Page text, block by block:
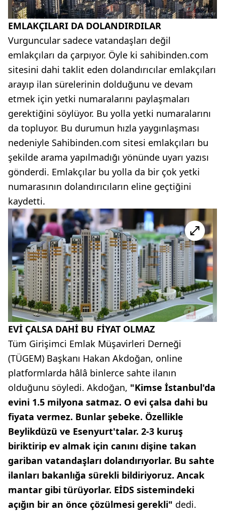
EMLAKÇILARI DA DOLANDIRDILAR
Vurguncular sadece vatandaşları değil
emlakçıları da çarpıyor. Öyle ki sahibinden.com
sitesini dahi taklit eden dolandırıcılar emlakçıları
arayıp ilan sürelerinin dolduğunu ve devam
etmek için yetki numaralarını paylaşmaları
gerektiğini söylüyor. Bu yolla yetki numaralarını
da topluyor. Bu durumun hızla yaygınlaşması
nedeniyle Sahibinden.com sitesi emlakçıları bu
şekilde arama yapılmadığı yönünde uyarı yazısı
gönderdi. Emlakçılar bu yolla da bir çok yetki
numarasının dolandırıcıların eline geçtiğini
kaydetti.
EVİ ÇALSA DAHİ BU FİYAT OLMAZ
Tüm Girişimci Emlak Müşavirleri Derneği
(TÜGEM) Başkanı Hakan Akdoğan, online
platformlarda hâlâ binlerce sahte ilanın
olduğunu söyledi. Akdoğan, "Kimse İstanbul'da
evini 1.5 milyona satmaz. O evi çalsa dahi bu
fiyata vermez. Bunlar şebeke. Özellikle
Beylikdüzü ve Esenyurt'talar. 2-3 kuruş
biriktirip ev almak için canını dişine takan
gariban vatandaşları dolandırıyorlar. Bu sahte
ilanları bakanlığa sürekli bildiriyoruz. Ancak
mantar gibi türüyorlar. EİDS sistemindeki
açığın bir an önce çözülmesi gerekli" dedi.